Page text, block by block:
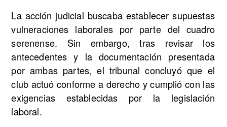
La acción judicial buscaba establecer supuestas
vulneraciones laborales por parte del cuadro
serenense. Sin embargo, tras revisar los
antecedentes y la documentación presentada
por ambas partes, el tribunal concluyó que el
club actuó conforme a derecho y cumplió con las
exigencias establecidas por la legislación
laboral.